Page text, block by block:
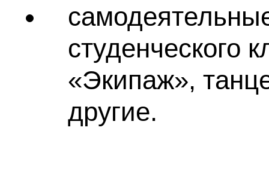
студенческого
«Экипаж»,
другие.